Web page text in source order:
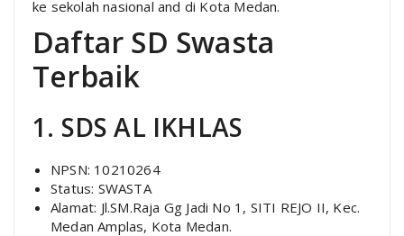
ke sekolah nasional and di Kota Medan.
Daftar SD Swasta
Terbaik
1. SDS AL IKHLAS
NPSN: 10210264
Status: SWASTA
Alamat: Jl.SM.Raja Gg Jadi No 1, SITI REJO II, Kec.
Medan Amplas, Kota Medan.